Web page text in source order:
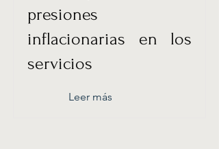
presiones
inflacionarias en los
servicios
Leer más